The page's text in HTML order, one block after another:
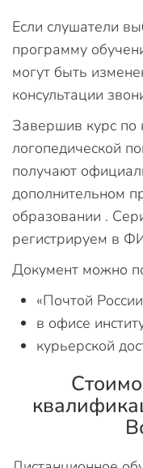
Если слушатели
программу
могут быть
консультации
Завершив курс по
логопедической
получают
дополнительном
образовании .
регистрируем в
Документ можно
«Почтой
в офисе
курьерской